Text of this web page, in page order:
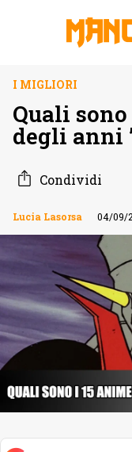
I MIGLIORI
Quali
degli anni
Condividi
Lucia Lasorsa 04/09/